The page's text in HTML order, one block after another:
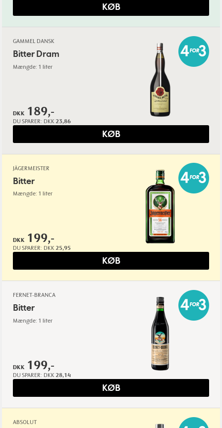
KØB
GAMMEL DANSK
Bitter Dram
Mængde: 1 liter
DKK 189,-
DU SPARER: DKK 23,86
KØB
JÄGERMEISTER
Bitter
Mængde: 1 liter
DKK 199,-
DU SPARER: DKK 25,95
KØB
FERNET-BRANCA
Bitter
Mængde: 1 liter
DKK 199,-
DU SPARER: DKK 28,14
KØB
ABSOLUT